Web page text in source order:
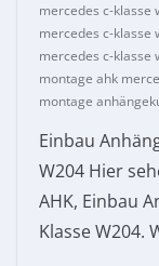
mercedes c-klasse
mercedes c-klasse
mercedes c-klasse
montage ahk
montage
Einbau
W204 Hier
AHK, Einbau
Klasse W204.